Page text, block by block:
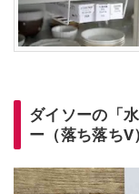
ダイソーの「
ー（落ち落ち